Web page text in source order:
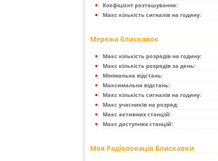
Коефіцієнт розташування:
Макс кількість сигналів на годину:
Мережа блискавок
Макс кількість розрядів на годину:
Макс кількість розрядів за день:
Мінімальна відстань:
Максимальна відстань:
Макс кількість сигналів на годину:
Макс учасників на розряд:
Макс активних станцій:
Макс доступних станцій:
Моя Радіолокація Блискавки